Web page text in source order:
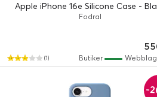
Apple iPhone 16e Silicone Case -
Fodral
(1) Butiker
-